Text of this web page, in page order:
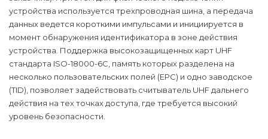
устройства используется трехпроводная шина, а передача
данных ведется короткими импульсами и инициируется в
момент обнаружения идентификатора в зоне действия
устройства. Поддержка высокозащищенных карт UHF
стандарта ISO-18000-6C, память которых разделена на
несколько пользовательских полей (EPC) и одно заводское
(TID), позволяет задействовать считыватель UHF дальнего
действия на тех точках доступа, где требуется высокий
уровень безопасности.